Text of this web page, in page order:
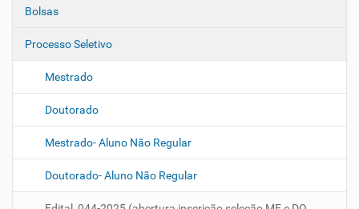
Bolsas
Processo Seletivo
Mestrado
Doutorado
Mestrado- Aluno Não Regular
Doutorado- Aluno Não Regular